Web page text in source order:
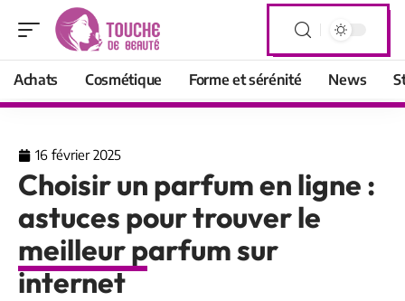
Achats Cosmétique Forme et sérénité News
16 février 2025
Choisir un parfum en ligne :
astuces pour trouver le
meilleur parfum sur
internet